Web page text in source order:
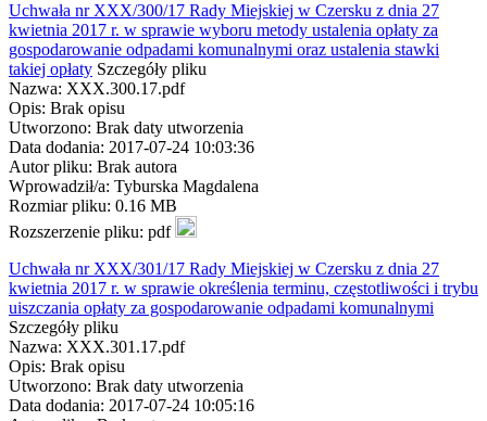
Uchwała nr XXX/300/17 Rady Miejskiej w Czersku z dnia 27
kwietnia 2017 r. w sprawie wyboru metody ustalenia opłaty za
gospodarowanie odpadami komunalnymi oraz ustalenia stawki
takiej opłaty Szczegóły pliku
Nazwa: XXX.300.17.pdf
Opis: Brak opisu
Utworzono: Brak daty utworzenia
Data dodania: 2017-07-24 10:03:36
Autor pliku: Brak autora
Wprowadził/a: Tyburska Magdalena
Rozmiar pliku: 0.16 MB
Rozszerzenie pliku: pdf
Uchwała nr XXX/301/17 Rady Miejskiej w Czersku z dnia 27
kwietnia 2017 r. w sprawie określenia terminu, częstotliwości i trybu
uiszczania opłaty za gospodarowanie odpadami komunalnymi
Szczegóły pliku
Nazwa: XXX.301.17.pdf
Opis: Brak opisu
Utworzono: Brak daty utworzenia
Data dodania: 2017-07-24 10:05:16